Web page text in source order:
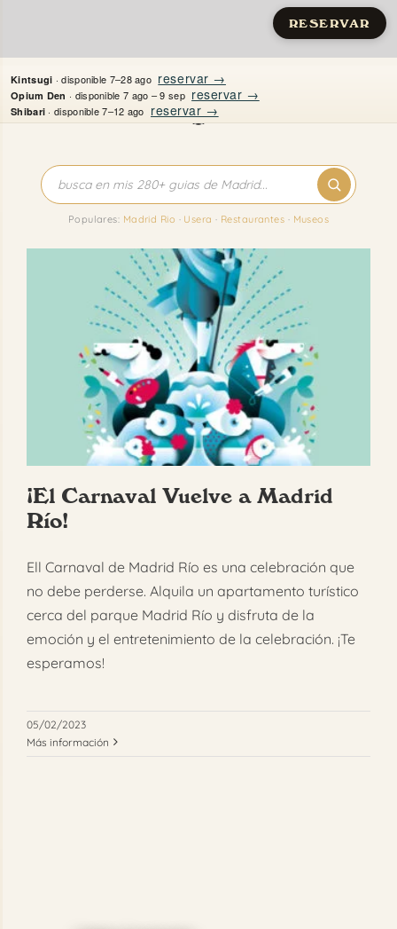
RESERVAR
Kintsugi · disponible 7–28 ago reservar →
Opium Den · disponible 7 ago – 9 sep reservar →
Shibari · disponible 7–12 ago reservar →
al
contenido
Apartamentos
Quién es Justine
Guías
Mi Madrid
Contacto
FAQ
Populares: Madrid Rio · Usera · Restaurantes · Museos
¡El Carnaval Vuelve a Madrid
Río!
Ell Carnaval de Madrid Río es una celebración que
no debe perderse. Alquila un apartamento turístico
cerca del parque Madrid Río y disfruta de la
emoción y el entretenimiento de la celebración. ¡Te
esperamos!
05/02/2023
Más información